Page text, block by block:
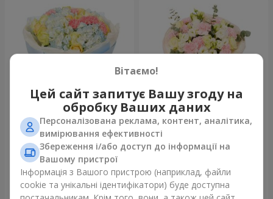
Букет "Небесна блакить"
7 014 грн
Замовити
Букет "Secret"
Замовити
Вітаємо!
Цей сайт запитує Вашу згоду на
обробку Ваших даних
Персоналізована реклама, контент, аналітика,
вимірювання ефективності
Збереження і/або доступ до інформації на
Вашому пристрої
Інформація з Вашого пристрою (наприклад, файли
cookie та унікальні ідентифікатори) буде доступна